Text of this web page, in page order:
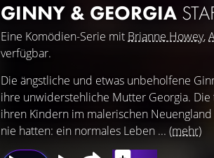
GINNY & GEORGIA
Eine Komödien-Serie mit Brianne Howey,
verfügbar.
Die ängstliche und etwas unbeholfene
ihre unwiderstehliche Mutter Georgia. Die
ihren Kindern im malerischen
nie hatten: ein normales Leben ... (mehr)